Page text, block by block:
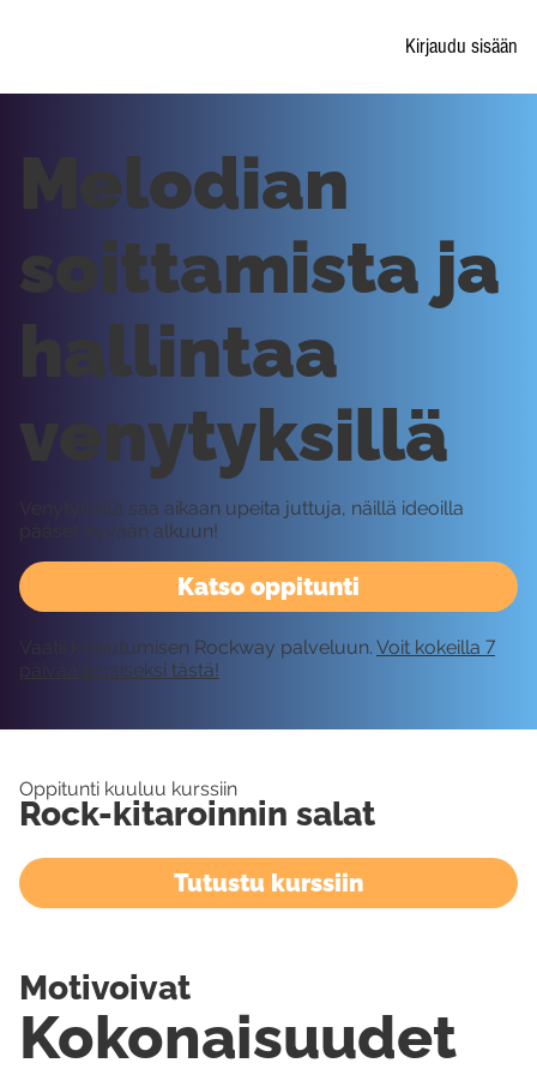
Kirjaudu sisään
Katso oppitunti
Melodian
soittamista ja
hallintaa
venytyksillä
Venytyksillä saa aikaan upeita juttuja, näillä ideoilla
pääset hyvään alkuun!
Vaatii kirjautumisen Rockway palveluun. Voit kokeilla 7
päivää ilmaiseksi tästä!
Oppitunti kuuluu kurssiin
Rock-kitaroinnin salat
Tutustu kurssiin
Kokonaisuudet
Motivoivat